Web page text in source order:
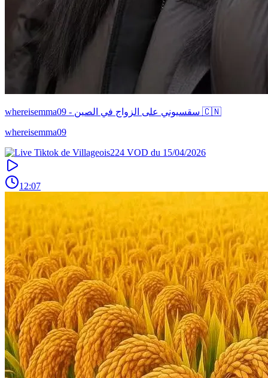
whereisemma09 - سقسيوني على الزواج في الصين 🇨🇳
whereisemma09
12:07